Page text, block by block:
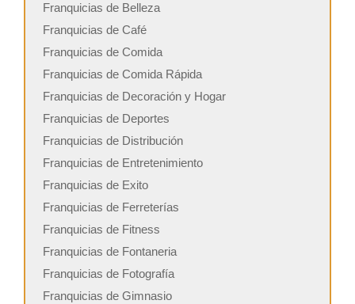
Franquicias de Belleza
Franquicias de Café
Franquicias de Comida
Franquicias de Comida Rápida
Franquicias de Decoración y Hogar
Franquicias de Deportes
Franquicias de Distribución
Franquicias de Entretenimiento
Franquicias de Exito
Franquicias de Ferreterías
Franquicias de Fitness
Franquicias de Fontaneria
Franquicias de Fotografía
Franquicias de Gimnasio